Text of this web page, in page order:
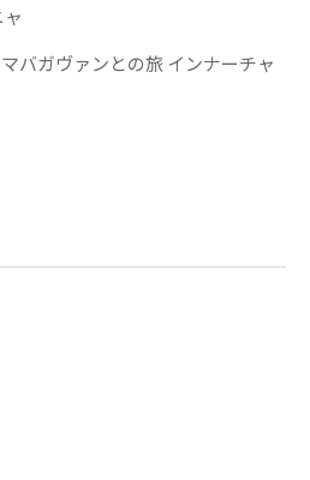
バガヴァンとの旅 インナーチャ